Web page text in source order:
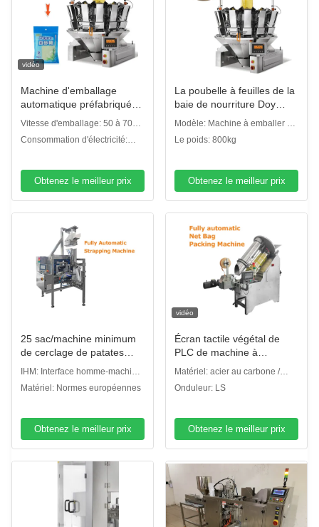
vidéo
Machine d'emballage
automatique préfabriquée
à poche Fermeture à
glissière Sac debout
Granule de sucre Sal de riz
céréales
Vitesse d'emballage: 50 à 70
sacs/min
Consommation d'électricité:
Obtenez le meilleur prix
La poubelle à feuilles de la
baie de nourriture Doy
Pouch multi-tête pesanteur
machine d'emballage multi-
Modèle: Machine à emballer de
poche de Premade
Le poids: 800kg
Obtenez le meilleur prix
25 sac/machine minimum
de cerclage de patates
douces de carottes
IHM: Interface homme-machine
couleur Willen
Matériel: Normes européennes
Obtenez le meilleur prix
vidéo
Écran tactile végétal de
PLC de machine à
emballer de sac de filet de
lien de empaquetage
Matériel: acier au carbone /
acier inoxydable
Onduleur: LS
Obtenez le meilleur prix